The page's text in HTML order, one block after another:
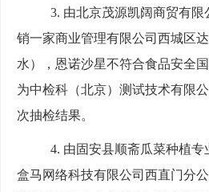
3. 由北京茂源凯阔商贸有
销一家商业管理有限公司西城区
水），恩诺沙星不符合食品安全
为中检科（北京）测试技术有限
次抽检结果。
4. 由固安县顺斋瓜菜种植
盒马网络科技有限公司西直门分